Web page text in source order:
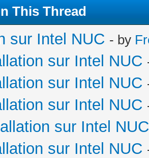
This Thread
sur Intel NUC - by
sur Intel NUC
sur Intel NUC
sur Intel NUC
sur Intel NUC
sur Intel NUC